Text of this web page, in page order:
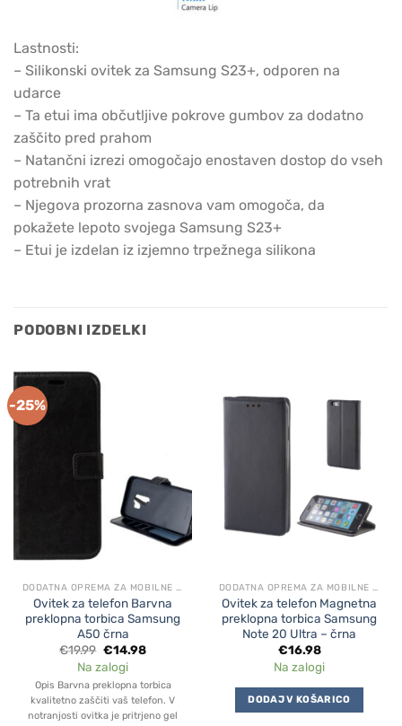
Lastnosti:
– Silikonski ovitek za Samsung S23+, odporen na
udarce
– Ta etui ima občutljive pokrove gumbov za dodatno
zaščito pred prahom
– Natančni izrezi omogočajo enostaven dostop do vseh
potrebnih vrat
– Njegova prozorna zasnova vam omogoča, da
pokažete lepoto svojega Samsung S23+
– Etui je izdelan iz izjemno trpežnega silikona
PODOBNI IZDELKI
-25%
DODATNA OPREMA ZA MOBILNE APARATE
Ovitek za telefon Barvna
preklopna torbica Samsung
A50 črna
€19.99 Original
price
was:
€19.99.
€14.98Current
€14.98.
Na zalogi
Opis Barvna preklopna torbica
kvalitetno zaščiti vaš telefon. V
notranjosti ovitka je pritrjeno gel
DODATNA OPREMA ZA MOBILNE APARATE
Ovitek za telefon Magnetna
preklopna torbica Samsung
Note 20 Ultra – črna
€16.98
Na zalogi
DODAJ V KOŠARICO